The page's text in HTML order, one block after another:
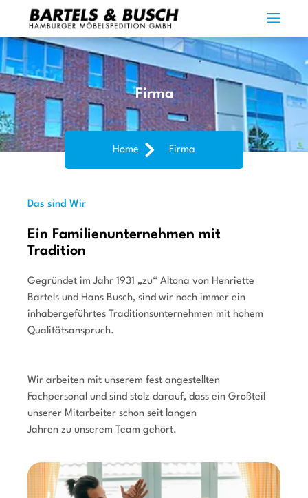
Firma
Home Firma
Das sind Wir
Ein Familienunternehmen mit
Tradition
Gegründet im Jahr 1931 „zu“ Altona von Henriette
Bartels und Hans Busch, sind wir noch immer ein
inhabergeführtes Traditionsunternehmen mit hohem
Qualitätsanspruch.
Wir arbeiten mit unserem fest angestellten
Fachpersonal und sind stolz darauf, dass ein Großteil
unserer Mitarbeiter schon seit langen
Jahren zu unserem Team gehört.